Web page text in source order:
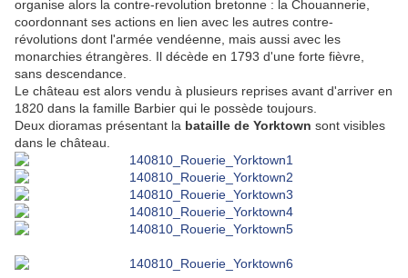
organise alors la contre-revolution bretonne : la Chouannerie,
coordonnant ses actions en lien avec les autres contre-
révolutions dont l'armée vendéenne, mais aussi avec les
monarchies étrangères. Il décède en 1793 d'une forte fièvre,
sans descendance.
Le château est alors vendu à plusieurs reprises avant d'arriver en
1820 dans la famille Barbier qui le possède toujours.
Deux dioramas présentant la bataille de Yorktown sont visibles
dans le château.